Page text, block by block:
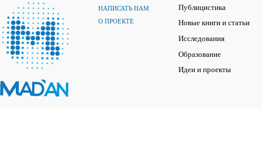
НАПИСАТЬ НАМ
О ПРОЕКТЕ
Публицистика
Новые книги и статьи
Исследования
Образование
Идеи и проекты